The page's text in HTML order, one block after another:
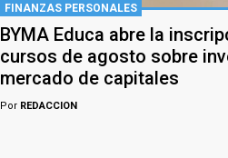
FINANZAS PERSONALES
BYMA Educa abre la
cursos de agosto sobre
mercado de capitales
Por REDACCION